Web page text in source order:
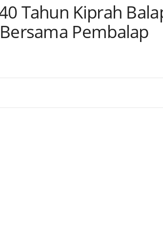
Tahun Kiprah
Pembalap